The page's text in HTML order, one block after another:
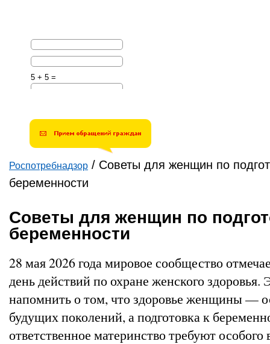
5 + 5 =
Вы здесь
Роспотребнадзор / Советы для женщин по
беременности
Советы для женщин по
беременности
28 мая 2026 года мировое сообщество
день действий по охране женского здоровья.
напомнить о том, что здоровье женщины —
будущих поколений, а подготовка к
ответственное материнство требуют